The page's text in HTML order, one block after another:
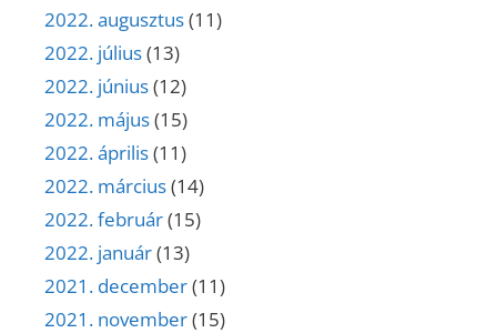
2022. augusztus(11)
2022. július(13)
2022. június(12)
2022. május(15)
2022. április(11)
2022. március(14)
2022. február(15)
2022. január(13)
2021. december(11)
2021. november(15)